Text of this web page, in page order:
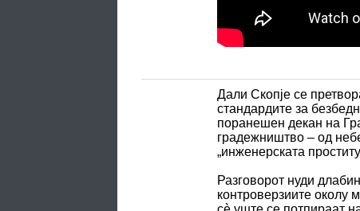
Дали Скопје се
стандардите за
поранешен декан на
градежништво – од
„инженерската
Разговорот нуди
контроверзиите околу